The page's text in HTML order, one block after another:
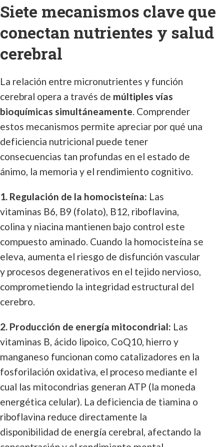
Siete mecanismos clave que
conectan nutrientes y salud
cerebral
La relación entre micronutrientes y función
cerebral opera a través de múltiples vías
bioquímicas simultáneamente. Comprender
estos mecanismos permite apreciar por qué una
deficiencia nutricional puede tener
consecuencias tan profundas en el estado de
ánimo, la memoria y el rendimiento cognitivo.
1. Regulación de la homocisteína: Las
vitaminas B6, B9 (folato), B12, riboflavina,
colina y niacina mantienen bajo control este
compuesto aminado. Cuando la homocisteína se
eleva, aumenta el riesgo de disfunción vascular
y procesos degenerativos en el tejido nervioso,
comprometiendo la integridad estructural del
cerebro.
2. Producción de energía mitocondrial: Las
vitaminas B, ácido lipoico, CoQ10, hierro y
manganeso funcionan como catalizadores en la
fosforilación oxidativa, el proceso mediante el
cual las mitocondrias generan ATP (la moneda
energética celular). La deficiencia de tiamina o
riboflavina reduce directamente la
disponibilidad de energía cerebral, afectando la